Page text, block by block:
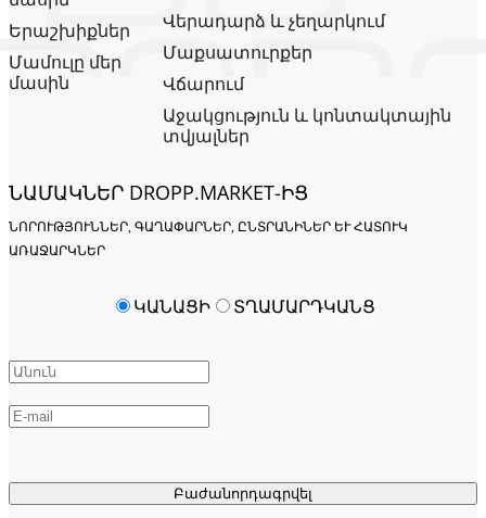
Երաշխիքներ
Մամուլը մեր
մասին
Վերադարձ և չեղարկում
Մաքսատուրքեր
Վճարում
Աջակցություն և կոնտակտային
տվյալներ
ՆԱՄԱԿՆԵՐ DROPP.MARKET-ԻՑ
ՆՈՐՈՒԹՅՈՒՆՆԵՐ, ԳԱՂԱՓԱՐՆԵՐ, ԸՆՏՐԱՆԻՆԵՐ ԵՒ ՀԱՏՈՒԿ Ա
ՌԱՋԱՐԿՆԵՐ
Բաժանորդագրվել
ԿԱՆԱՑԻ ՏՂԱՄԱՐԴԿԱՆՑ